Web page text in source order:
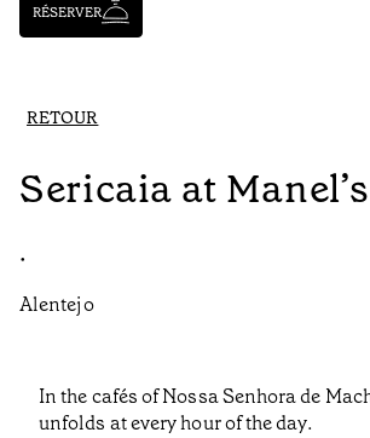
RÉSERVER
RETOUR
Sericaia at Manel’s
•
Alentejo
In the cafés of Nossa Senhora de
unfolds at every hour of the day.